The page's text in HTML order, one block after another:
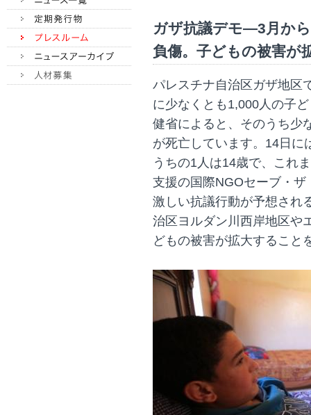
ガザ抗議デモ―3月か
負傷。子どもの被害が
パレスチナ自治区ガザ地区
に少なくとも1,000人の子
健省によると、そのうち少
が死亡しています。14日に
うちの1人は14歳で、これ
支援の国際NGOセーブ・
激しい抗議行動が予想され
治区ヨルダン川西岸地区や
どもの被害が拡大すること